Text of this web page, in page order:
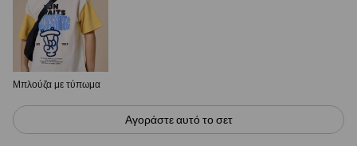
Μπλούζα με τύπωμα
Αγοράστε αυτό το σετ